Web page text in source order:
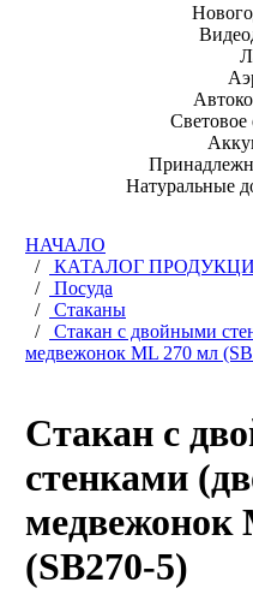
Световое
Натуральные
НАЧАЛО
/
КАТАЛОГ
/
Посуда
/
Стаканы
/
Стакан c двойными
медвежонок ML 270 мл
Стакан c
стенками
медвежонок
(SB270-5)